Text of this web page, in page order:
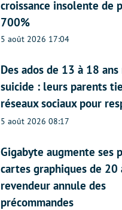
croissance insolente de
700%
5 août 2026 17:04
Des ados de 13 à 18
suicide : leurs parents
réseaux sociaux pour
5 août 2026 08:17
Gigabyte augmente ses
cartes graphiques de 20
revendeur annule des
précommandes